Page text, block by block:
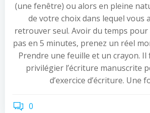
(une fenêtre) ou alors en pleine
de votre choix dans lequel vous
retrouver seul. Avoir du temps pour
pas en 5 minutes, prenez un réel
Prendre une feuille et un crayon.
privilégier l’écriture manuscrite
d’exercice d’écriture. Une
0